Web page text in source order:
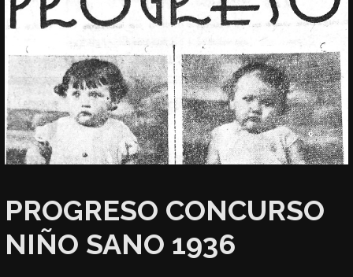
PROGRESO CONCURSO
NIÑO SANO 1936